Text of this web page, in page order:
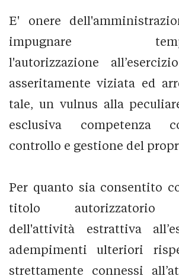
E' onere
impugnare
l'autorizzazione
asseritamente viziata ed
tale, un vulnus alla
esclusiva competenza
controllo e gestione del
Per quanto sia consentito
titolo autorizzatorio
dell'attività estrattiva
adempimenti ulteriori
strettamente connessi